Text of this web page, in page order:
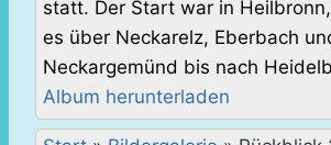
statt. Der Start war in
es über Neckarelz, Eberbach
Neckargemünd bis nach
Album herunterladen